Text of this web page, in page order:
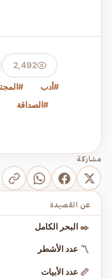
2,492
#أدب
#الصداقة
مشاركة
عن القصيدة
✒️ البحر الكامل
〽️ عدد الأشطر
📏 عدد الأبيات